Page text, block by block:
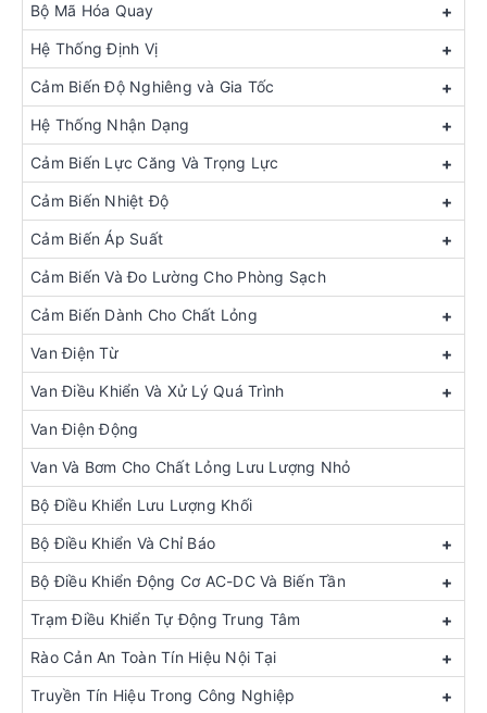
Bộ Mã Hóa Quay +
Hệ Thống Định Vị +
Cảm Biến Độ Nghiêng và Gia Tốc +
Hệ Thống Nhận Dạng +
Cảm Biến Lực Căng Và Trọng Lực +
Cảm Biến Nhiệt Độ +
Cảm Biến Áp Suất +
Cảm Biến Và Đo Lường Cho Phòng Sạch
Cảm Biến Dành Cho Chất Lỏng +
Van Điện Từ +
Van Điều Khiển Và Xử Lý Quá Trình +
Van Điện Động
Van Và Bơm Cho Chất Lỏng Lưu Lượng Nhỏ
Bộ Điều Khiển Lưu Lượng Khối
Bộ Điều Khiển Và Chỉ Báo +
Bộ Điều Khiển Động Cơ AC-DC Và Biến Tần +
Trạm Điều Khiển Tự Động Trung Tâm +
Rào Cản An Toàn Tín Hiệu Nội Tại +
Truyền Tín Hiệu Trong Công Nghiệp +